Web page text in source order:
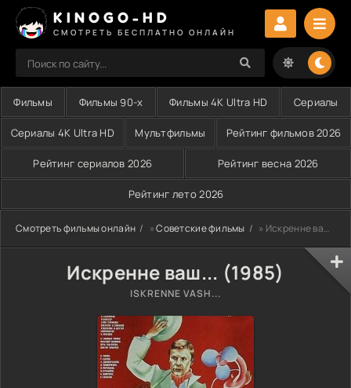
KINOGO-HD
СМОТРЕТЬ БЕСПЛАТНО ОНЛАЙН
Фильмы Фильмы 90-х Фильмы 4K Ultra HD Сериалы
Сериалы 4K Ultra HD Мультфильмы Рейтинг фильмов 2026
Рейтинг сериалов 2026 Рейтинг весна 2026
Рейтинг лето 2026
Смотреть фильмы онлайн »Советские фильмы » Искренне ваш... (1985)
Искренне ваш... (1985)
ISKRENNE VASH...